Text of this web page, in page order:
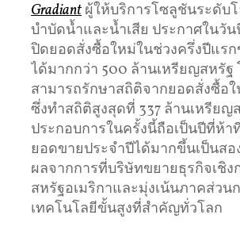
Gradiant ผู้ให้บริการโซลูชันระดับ
บำบัดน้ำและน้ำเสีย ประกาศในวัน
ปิดยอดสั่งซื้อใหม่ในช่วงครึ่งปีแรก
ได้มากกว่า 500 ล้านเหรียญสหรัฐ
สามารถรักษาสถิติจากยอดสั่งซื้อ
ซึ่งทำสถิติสูงสุดที่ 337 ล้านเหรียญ
ประกอบการในครั้งนี้ถือเป็นปีที่ห้า
ยอดขายประจำปีได้มากขึ้นเป็นสอ
ผลจากการที่บริษัทขยายธุรกิจเชิง
สหรัฐอเมริกาและมุ่งเน้นภาคส่วน
เทคโนโลยีขั้นสูงที่สำคัญทั่วโลก